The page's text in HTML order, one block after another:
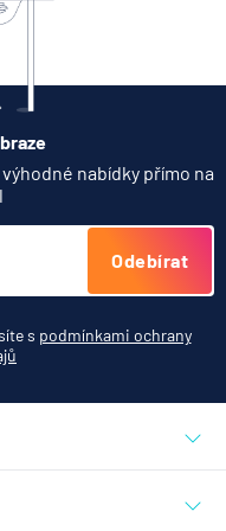
Banka spouští
a prodej bitcoinu
v Partners App
rozhoduje stres: nové
bankovních podvodníků
články
nabídky přímo na
Odebírat
s podmínkami ochrany